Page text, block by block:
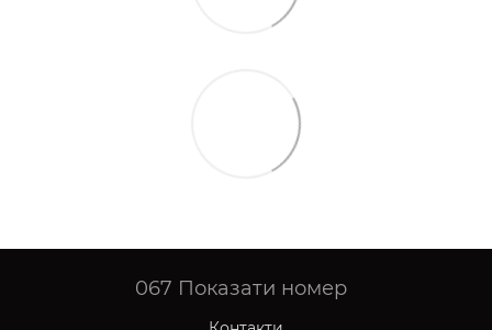
067 Показати номер